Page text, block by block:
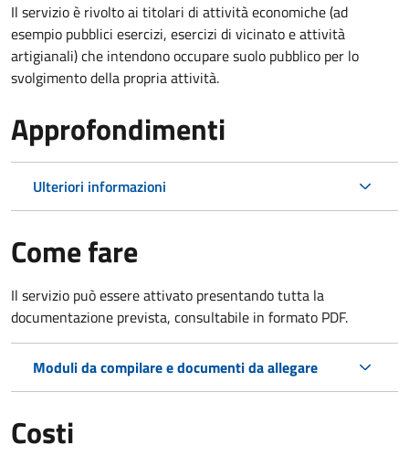
Il servizio è rivolto ai titolari di attività economiche (ad
esempio pubblici esercizi, esercizi di vicinato e attività
artigianali) che intendono occupare suolo pubblico per lo
svolgimento della propria attività.
Approfondimenti
Ulteriori informazioni
Come fare
Il servizio può essere attivato presentando tutta la
documentazione prevista, consultabile in formato PDF.
Moduli da compilare e documenti da allegare
Costi